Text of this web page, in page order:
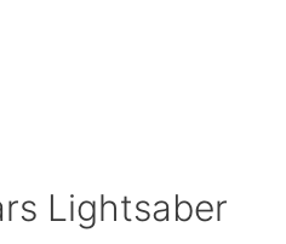
Lightsaber